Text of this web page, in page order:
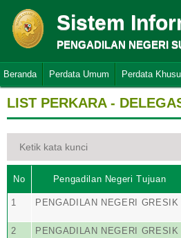
Sistem
PENGADILAN NEGERI
Beranda Perdata Umum Perdata
LIST PERKARA -
No Pengadilan Negeri Tujuan
1 PENGADILAN NEGERI GRESIK
2 PENGADILAN NEGERI GRESIK